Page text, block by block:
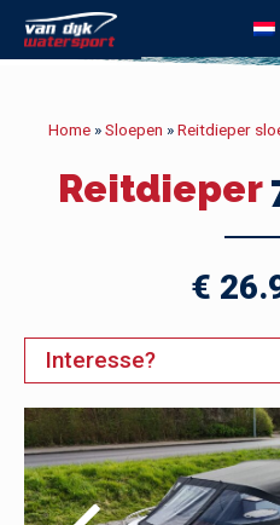
van Dijk
Home »Sloepen »Reitdieper
Reitdieper
€
Interesse?